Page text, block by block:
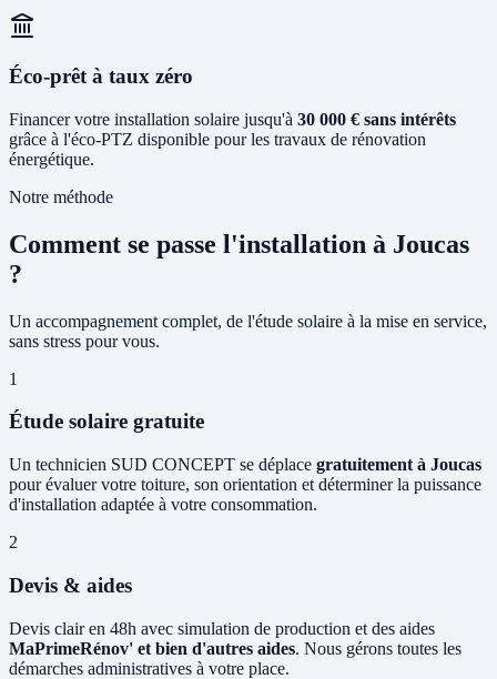
Éco-prêt à taux zéro
Financer votre installation solaire jusqu'à 30 000 € sans intérêts
grâce à l'éco-PTZ disponible pour les travaux de rénovation
énergétique.
Notre méthode
Comment se passe l'installation à Joucas
?
Un accompagnement complet, de l'étude solaire à la mise en service,
sans stress pour vous.
1
Étude solaire gratuite
Un technicien SUD CONCEPT se déplace gratuitement à Joucas
pour évaluer votre toiture, son orientation et déterminer la puissance
d'installation adaptée à votre consommation.
2
Devis & aides
Devis clair en 48h avec simulation de production et des aides
MaPrimeRénov' et bien d'autres aides. Nous gérons toutes les
démarches administratives à votre place.